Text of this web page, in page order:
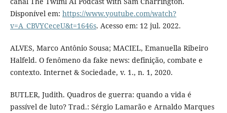
Disponível em: https://www.youtube.com/watch?
v=A_CBVYCeceU&t=1646s. Acesso em: 12 jul. 2022.
ALVES, Marco Antônio Sousa; MACIEL, Emanuella Ribeiro
Halfeld. O fenômeno da fake news: definição, combate e
contexto. Internet & Sociedade, v. 1., n. 1, 2020.
BUTLER, Judith. Quadros de guerra: quando a vida é
passível de luto? Trad.: Sérgio Lamarão e Arnaldo Marques